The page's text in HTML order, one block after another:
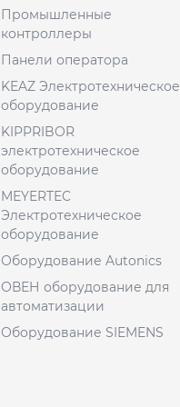
Промышленные
контроллеры
Панели оператора
KEAZ Электротехническое
оборудование
KIPPRIBOR
электротехническое
оборудование
MEYERTEC
Электротехническое
оборудование
Оборудование Autonics
ОВЕН оборудование для
автоматизации
Оборудование SIEMENS